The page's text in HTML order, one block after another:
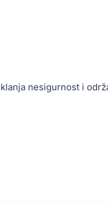
nesigurnost i